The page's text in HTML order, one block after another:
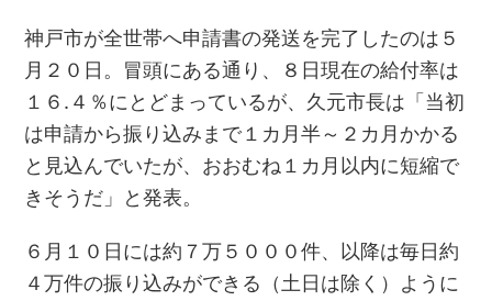
神戸市が全世帯へ申請書の発送を完了したのは５
月２０日。冒頭にある通り、８日現在の給付率は
１６.４％にとどまっているが、久元市長は「当初
は申請から振り込みまで１カ月半～２カ月かかる
と見込んでいたが、おおむね１カ月以内に短縮で
きそうだ」と発表。
６月１０日には約７万５０００件、以降は毎日約
４万件の振り込みができる（土日は除く）ように